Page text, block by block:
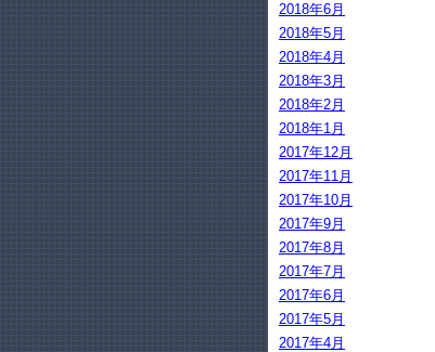
2018年6月
2018年5月
2018年4月
2018年3月
2018年2月
2018年1月
2017年12月
2017年11月
2017年10月
2017年9月
2017年8月
2017年7月
2017年6月
2017年5月
2017年4月